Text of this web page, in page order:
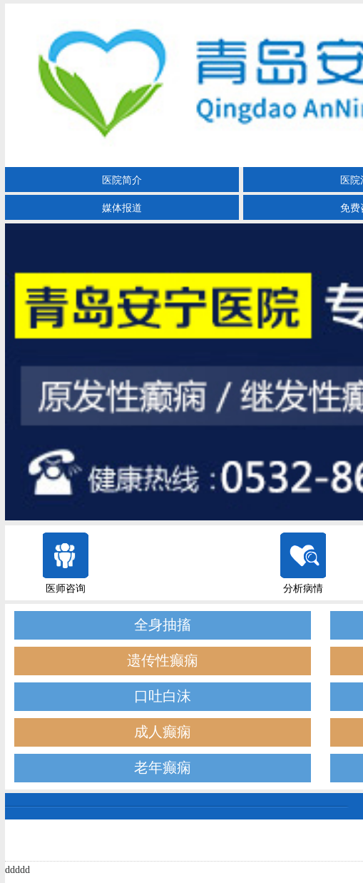
医院简介 医院
媒体报道 免费
医师咨询 分析病情
全身抽搐
遗传性癫痫
口吐白沫
成人癫痫
老年癫痫
ddddd